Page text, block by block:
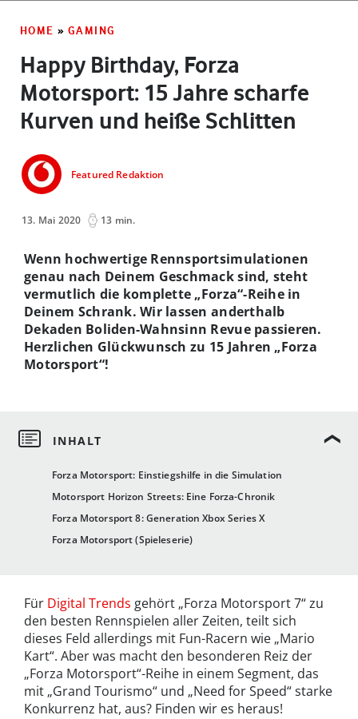
HOME » GAMING
Happy Birthday, Forza
Motorsport: 15 Jahre scharfe
Kurven und heiße Schlitten
Featured Redaktion
13. Mai 2020 13 min.
Forza Motorsport: Einstiegshilfe in die Simulation
Motorsport Horizon Streets: Eine Forza-Chronik
Forza Motorsport 8: Generation Xbox Series X
Forza Motorsport (Spieleserie)
Wenn hochwertige Rennsportsimulationen
genau nach Deinem Geschmack sind, steht
vermutlich die komplette „Forza“-Reihe in
Deinem Schrank. Wir lassen anderthalb
Dekaden Boliden-Wahnsinn Revue passieren.
Herzlichen Glückwunsch zu 15 Jahren „Forza
Motorsport“!
Für Digital Trends gehört „Forza Motorsport 7“ zu
den besten Rennspielen aller Zeiten, teilt sich
dieses Feld allerdings mit Fun-Racern wie „Mario
Kart“. Aber was macht den besonderen Reiz der
„Forza Motorsport“-Reihe in einem Segment, das
mit „Grand Tourismo“ und „Need for Speed“ starke
Konkurrenz hat, aus? Finden wir es heraus!